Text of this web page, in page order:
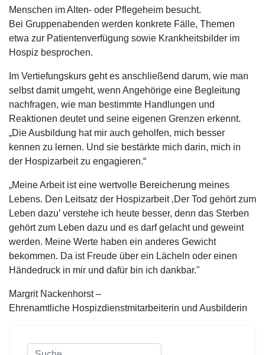
Menschen im Alten- oder Pflegeheim besucht.
Bei Gruppenabenden werden konkrete Fälle, Themen
etwa zur Patientenverfügung sowie Krankheitsbilder im
Hospiz besprochen.
Im Vertiefungskurs geht es anschließend darum, wie man
selbst damit umgeht, wenn Angehörige eine Begleitung
nachfragen, wie man bestimmte Handlungen und
Reaktionen deutet und seine eigenen Grenzen erkennt.
„Die Ausbildung hat mir auch geholfen, mich besser
kennen zu lernen. Und sie bestärkte mich darin, mich in
der Hospizarbeit zu engagieren.“
„Meine Arbeit ist eine wertvolle Bereicherung meines
Lebens. Den Leitsatz der Hospizarbeit ‚Der Tod gehört zum
Leben dazu’ verstehe ich heute besser, denn das Sterben
gehört zum Leben dazu und es darf gelacht und geweint
werden. Meine Werte haben ein anderes Gewicht
bekommen. Da ist Freude über ein Lächeln oder einen
Händedruck in mir und dafür bin ich dankbar."
Margrit Nackenhorst –
Ehrenamtliche Hospizdienstmitarbeiterin und Ausbilderin
Suchen